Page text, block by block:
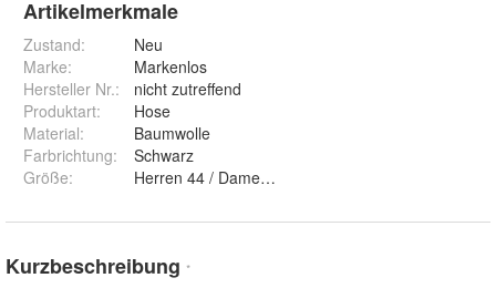
Artikelmerkmale
Zustand:
Neu
Marke:
Markenlos
Hersteller Nr.:
nicht zutreffend
Produktart:
Hose
Material:
Baumwolle
Farbrichtung:
Schwarz
Größe: Herren 44 / Damen 38, Herren 46 / Damen 40,
Kurzbeschreibung *